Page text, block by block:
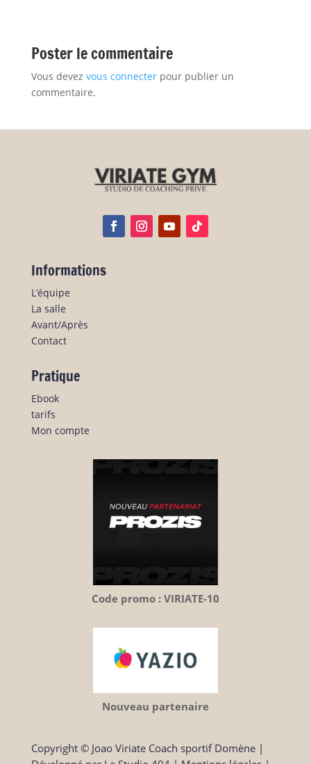
Poster le commentaire
Vous devez vous connecterpour publier un
commentaire.
Informations
L’équipe
La salle
Avant/Après
Contact
Pratique
Ebook
tarifs
Mon compte
Code promo : VIRIATE-10
Nouveau partenaire
Copyright © Joao Viriate Coach sportif Domène |